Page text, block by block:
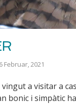
6 Februar, 2021
a visitar a
bonic i simpàtic